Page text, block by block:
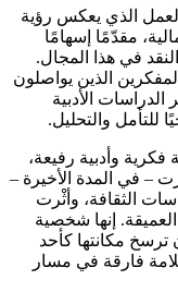
الذي يعكس رؤية
مقدّمًا إسهامًا
في هذا المجال.
الذين يواصلون
الأدبية
للتأمل والتحليل.
وأدبية رفيعة،
– في المدة الأخيرة –
الثقافة، وأثْرت
العميقة. إنها شخصية
ترسخ مكانتها كأحد
فارقة في مسار